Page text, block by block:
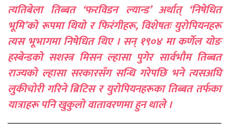
त्यतिबेला तिब्बत ‘फरविडन ल्यान्ड’ अर्थात् ‘निषेधित
भूमि’को रूपमा थियो र फिरंगीहरू, विशेषतः युरोपियनहरू
त्यस भूभागमा निषेधित थिए । सन् १९०४ मा कर्णेल योङ
हस्बेन्डको सशस्त्र मिसन ल्हासा पुगेर सार्वभौम तिब्बत
राज्यको ल्हासा सरकारसँग सन्धि गरेपछि भने त्यसअघि
लुकीचोरी गरिने ब्रिटिस र युरोपियनहरूका तिब्बत तर्फका
यात्राहरू पनि खुकुलो वातावरणमा हुन थाले ।